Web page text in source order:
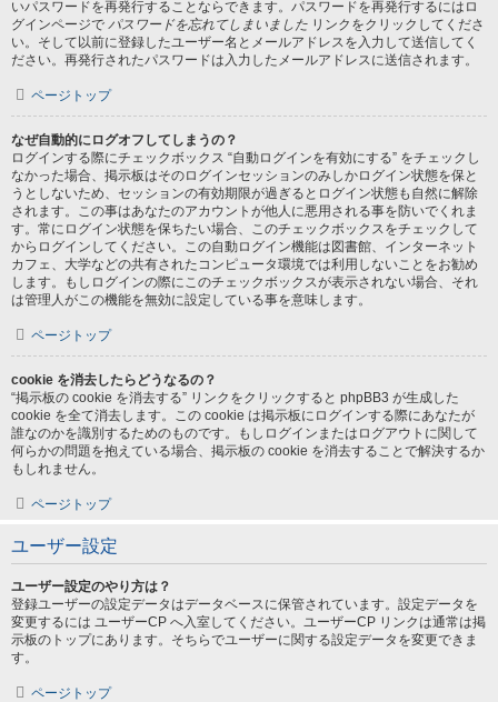
いパスワードを再発行することならできます。パスワードを再発行するにはロ
グインページで パスワードを忘れてしまいました リンクをクリックしてくださ
い。そして以前に登録したユーザー名とメールアドレスを入力して送信してく
ださい。再発行されたパスワードは入力したメールアドレスに送信されます。
ページトップ
なぜ自動的にログオフしてしまうの？
ログインする際にチェックボックス “自動ログインを有効にする” をチェックし
なかった場合、掲示板はそのログインセッションのみしかログイン状態を保と
うとしないため、セッションの有効期限が過ぎるとログイン状態も自然に解除
されます。この事はあなたのアカウントが他人に悪用される事を防いでくれま
す。常にログイン状態を保ちたい場合、このチェックボックスをチェックして
からログインしてください。この自動ログイン機能は図書館、インターネット
カフェ、大学などの共有されたコンピュータ環境では利用しないことをお勧め
します。もしログインの際にこのチェックボックスが表示されない場合、それ
は管理人がこの機能を無効に設定している事を意味します。
ページトップ
cookie を消去したらどうなるの？
“掲示板の cookie を消去する” リンクをクリックすると phpBB3 が生成した
cookie を全て消去します。この cookie は掲示板にログインする際にあなたが
誰なのかを識別するためのものです。もしログインまたはログアウトに関して
何らかの問題を抱えている場合、掲示板の cookie を消去することで解決するか
もしれません。
ページトップ
ユーザー設定
ユーザー設定のやり方は？
登録ユーザーの設定データはデータベースに保管されています。設定データを
変更するには ユーザーCP へ入室してください。ユーザーCP リンクは通常は掲
示板のトップにあります。そちらでユーザーに関する設定データを変更できま
す。
ページトップ